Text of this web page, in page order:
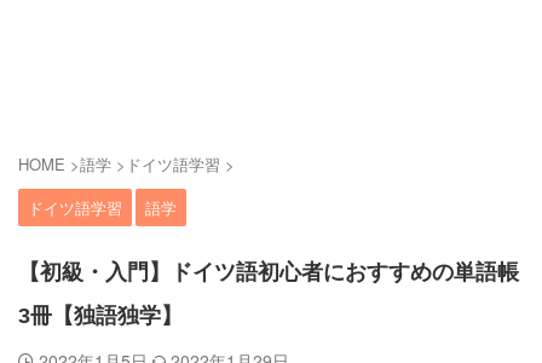
HOME >語学 > ドイツ語学習 >
ドイツ語学習
語学
【初級・入門】ドイツ語初心者におすすめの単語帳
3冊【独語独学】